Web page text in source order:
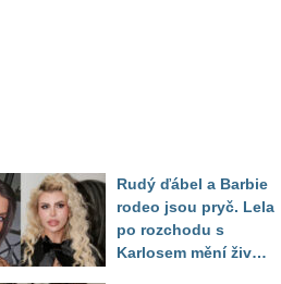
Rudý ďábel a Barbie
rodeo jsou pryč. Lela
po rozchodu s
Karlosem mění život i